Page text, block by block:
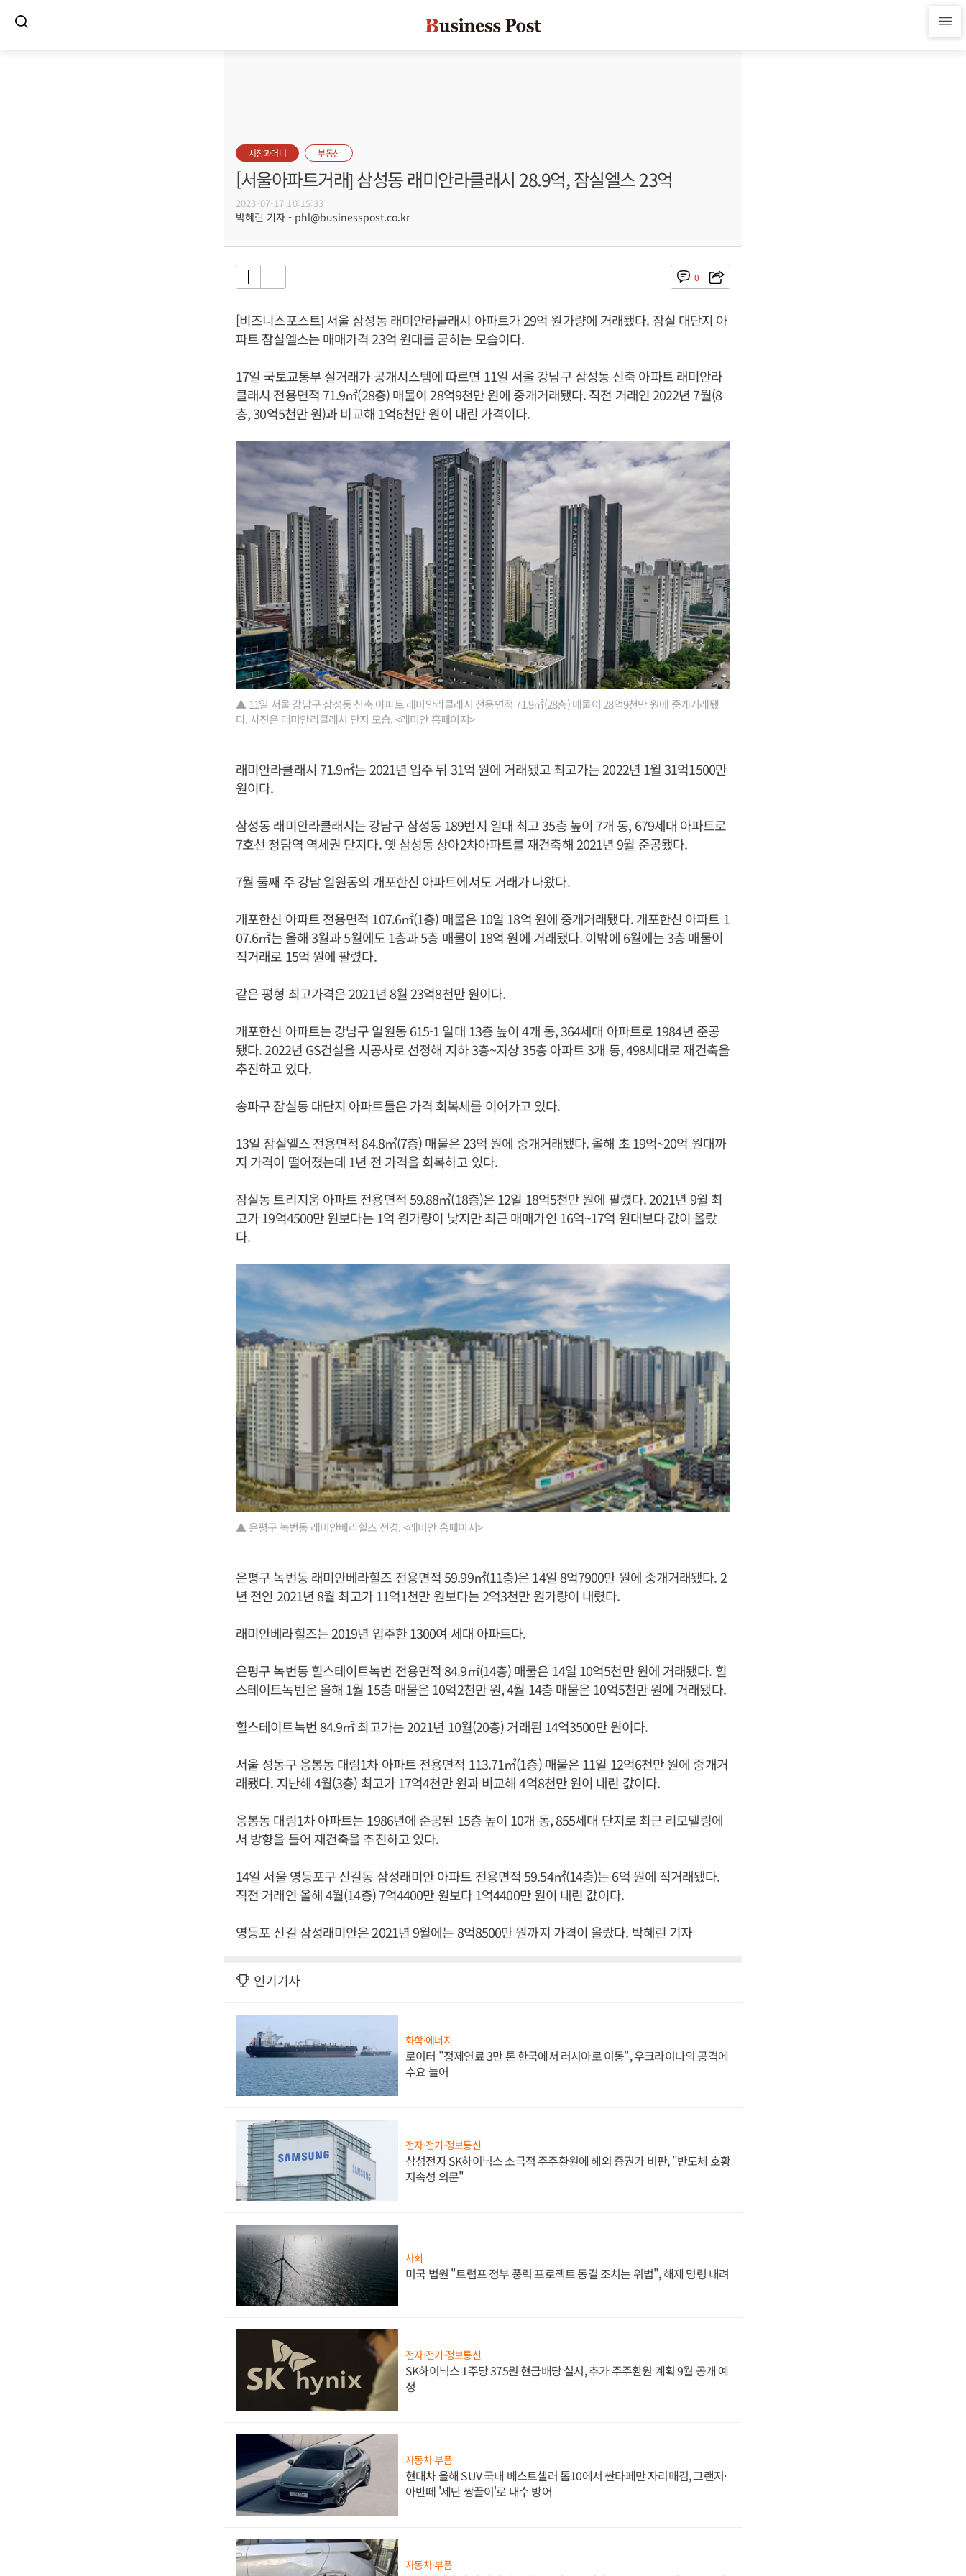
시장과머니 부동산
[서울아파트거래] 삼성동 래미안라클래시 28.9억, 잠실엘스 23억
2023-07-17 10:15:33
박혜린 기자 - phl@businesspost.co.kr
0
[비즈니스포스트] 서울 삼성동 래미안라클래시 아파트가 29억 원가량에 거래됐다. 잠실 대단지 아
파트 잠실엘스는 매매가격 23억 원대를 굳히는 모습이다.
17일 국토교통부 실거래가 공개시스템에 따르면 11일 서울 강남구 삼성동 신축 아파트 래미안라
클래시 전용면적 71.9㎡(28층) 매물이 28억9천만 원에 중개거래됐다. 직전 거래인 2022년 7월(8
층, 30억5천만 원)과 비교해 1억6천만 원이 내린 가격이다.
▲ 11일 서울 강남구 삼성동 신축 아파트 래미안라클래시 전용면적 71.9㎡(28층) 매물이 28억9천만 원에 중개거래됐
다. 사진은 래미안라클래시 단지 모습. <래미안 홈페이지>
래미안라클래시 71.9㎡는 2021년 입주 뒤 31억 원에 거래됐고 최고가는 2022년 1월 31억1500만
원이다.
삼성동 래미안라클래시는 강남구 삼성동 189번지 일대 최고 35층 높이 7개 동, 679세대 아파트로
7호선 청담역 역세권 단지다. 옛 삼성동 상아2차아파트를 재건축해 2021년 9월 준공됐다.
7월 둘째 주 강남 일원동의 개포한신 아파트에서도 거래가 나왔다.
개포한신 아파트 전용면적 107.6㎡(1층) 매물은 10일 18억 원에 중개거래됐다. 개포한신 아파트 1
07.6㎡는 올해 3월과 5월에도 1층과 5층 매물이 18억 원에 거래됐다. 이밖에 6월에는 3층 매물이
직거래로 15억 원에 팔렸다.
같은 평형 최고가격은 2021년 8월 23억8천만 원이다.
개포한신 아파트는 강남구 일원동 615-1 일대 13층 높이 4개 동, 364세대 아파트로 1984년 준공
됐다. 2022년 GS건설을 시공사로 선정해 지하 3층~지상 35층 아파트 3개 동, 498세대로 재건축을
추진하고 있다.
송파구 잠실동 대단지 아파트들은 가격 회복세를 이어가고 있다.
13일 잠실엘스 전용면적 84.8㎡(7층) 매물은 23억 원에 중개거래됐다. 올해 초 19억~20억 원대까
지 가격이 떨어졌는데 1년 전 가격을 회복하고 있다.
잠실동 트리지움 아파트 전용면적 59.88㎡(18층)은 12일 18억5천만 원에 팔렸다. 2021년 9월 최
고가 19억4500만 원보다는 1억 원가량이 낮지만 최근 매매가인 16억~17억 원대보다 값이 올랐
다.
▲ 은평구 녹번동 래미안베라힐즈 전경. <래미안 홈페이지>
은평구 녹번동 래미안베라힐즈 전용면적 59.99㎡(11층)은 14일 8억7900만 원에 중개거래됐다. 2
년 전인 2021년 8월 최고가 11억1천만 원보다는 2억3천만 원가량이 내렸다.
래미안베라힐즈는 2019년 입주한 1300여 세대 아파트다.
은평구 녹번동 힐스테이트녹번 전용면적 84.9㎡(14층) 매물은 14일 10억5천만 원에 거래됐다. 힐
스테이트녹번은 올해 1월 15층 매물은 10억2천만 원, 4월 14층 매물은 10억5천만 원에 거래됐다.
힐스테이트녹번 84.9㎡ 최고가는 2021년 10월(20층) 거래된 14억3500만 원이다.
서울 성동구 응봉동 대림1차 아파트 전용면적 113.71㎡(1층) 매물은 11일 12억6천만 원에 중개거
래됐다. 지난해 4월(3층) 최고가 17억4천만 원과 비교해 4억8천만 원이 내린 값이다.
응봉동 대림1차 아파트는 1986년에 준공된 15층 높이 10개 동, 855세대 단지로 최근 리모델링에
서 방향을 틀어 재건축을 추진하고 있다.
14일 서울 영등포구 신길동 삼성래미안 아파트 전용면적 59.54㎡(14층)는 6억 원에 직거래됐다.
직전 거래인 올해 4월(14층) 7억4400만 원보다 1억4400만 원이 내린 값이다.
영등포 신길 삼성래미안은 2021년 9월에는 8억8500만 원까지 가격이 올랐다. 박혜린 기자
인기기사
화학·에너지
로이터 "정제연료 3만 톤 한국에서 러시아로 이동", 우크라이나의 공격에
수요 늘어
전자·전기·정보통신
삼성전자 SK하이닉스 소극적 주주환원에 해외 증권가 비판, "반도체 호황
지속성 의문"
사회
미국 법원 "트럼프 정부 풍력 프로젝트 동결 조치는 위법", 해제 명령 내려
전자·전기·정보통신
SK하이닉스 1주당 375원 현금배당 실시, 추가 주주환원 계획 9월 공개 예
정
자동차·부품
현대차 올해 SUV 국내 베스트셀러 톱10에서 싼타페만 자리매김, 그랜저·
아반떼 '세단 쌍끌이'로 내수 방어
자동차·부품